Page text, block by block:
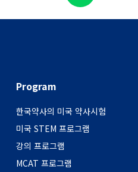
Program
한국약사의 미국 약사시험
미국 STEM 프로그램
강의 프로그램
MCAT 프로그램